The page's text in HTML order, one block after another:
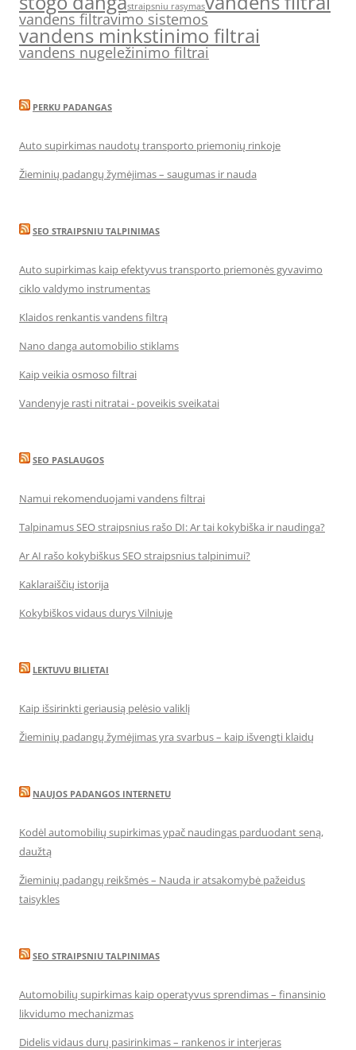
straipsniu rasymas
vandens filtravimo sistemos
vandens minkstinimo filtrai
vandens nugeležinimo filtrai
PERKU PADANGAS
Auto supirkimas naudotų transporto priemonių rinkoje
Žieminių padangų žymėjimas – saugumas ir nauda
SEO STRAIPSNIU TALPINIMAS
Auto supirkimas kaip efektyvus transporto priemonės gyvavimo
ciklo valdymo instrumentas
Klaidos renkantis vandens filtrą
Nano danga automobilio stiklams
Kaip veikia osmoso filtrai
Vandenyje rasti nitratai - poveikis sveikatai
SEO PASLAUGOS
Namui rekomenduojami vandens filtrai
Talpinamus SEO straipsnius rašo DI: Ar tai kokybiška ir naudinga?
Ar AI rašo kokybiškus SEO straipsnius talpinimui?
Kaklaraiščių istorija
Kokybiškos vidaus durys Vilniuje
LEKTUVU BILIETAI
Kaip išsirinkti geriausią pelėsio valiklį
Žieminių padangų žymėjimas yra svarbus – kaip išvengti klaidų
NAUJOS PADANGOS INTERNETU
Kodėl automobilių supirkimas ypač naudingas parduodant seną,
daužtą
Žieminių padangų reikšmės – Nauda ir atsakomybė pažeidus
taisykles
SEO STRAIPSNIU TALPINIMAS
Automobilių supirkimas kaip operatyvus sprendimas – finansinio
likvidumo mechanizmas
Didelis vidaus durų pasirinkimas – rankenos ir interjeras